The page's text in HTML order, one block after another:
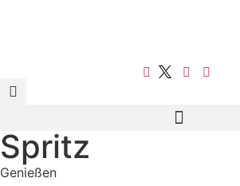
Spritz
Genießen